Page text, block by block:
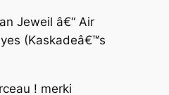
Jeweil â€“ Air
(Kaskadeâ€™s
! merki